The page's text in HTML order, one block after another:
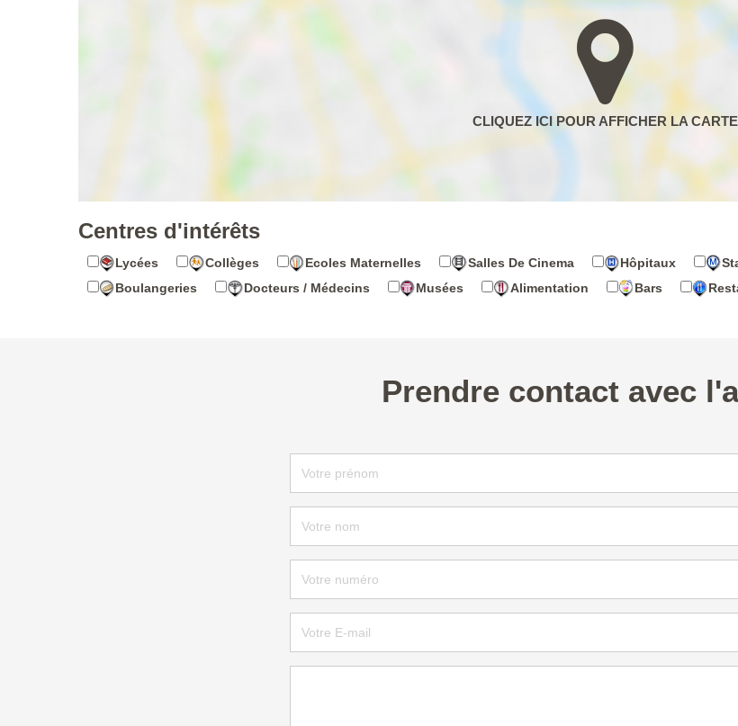
Centres d'intérêts
Lycées Collèges Ecoles Maternelles Salles De Cinema Hôpitaux
Boulangeries
Docteurs / Médecins Musées Alimentation Bars
Prendre contact avec